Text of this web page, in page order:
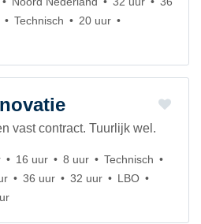
Technisch
20 uur
vast contract. Tuurlijk wel.
16 uur 8 uur
Technisch
36 uur 32 uur
LBO